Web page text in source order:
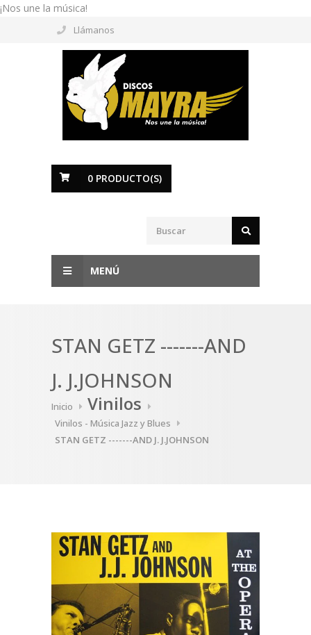
¡Nos une la música!
Llámanos
0 PRODUCTO(S)
MENÚ
STAN GETZ -------AND
J. J.JOHNSON
Inicio Vinilos
Vinilos - Música Jazz y Blues
STAN GETZ -------AND J. J.JOHNSON